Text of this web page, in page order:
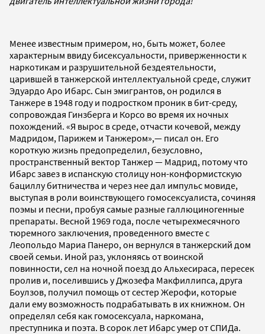
Менее известным примером, но, быть может, более
характерным ввиду бисексуальности, приверженности к
наркотикам и разрушительной бездеятельности,
царившей в танжерской интеллектуальной среде, служит
Эдуардо Аро Ибарс. Сын эмигрантов, он родился в
Танжере в 1948 году и подростком проник в бит-среду,
сопровождая Гинзберга и Корсо во время их ночных
похождений. «Я вырос в среде, отчасти кочевой, между
Мадридом, Парижем и Танжером»,— писал он. Его
короткую жизнь предопределил, безусловно,
пространственный вектор Танжер — Мадрид, потому что
Ибарс завез в испанскую столицу нон-конформистскую
бациллу битничества и через нее дал импульс мовиде,
выступая в роли воинствующего гомосексуалиста, сочиняя
поэмы и песни, пробуя самые разные галлюциногенные
препараты. Весной 1969 года, после четырехмесячного
тюремного заключения, проведенного вместе с
Леопольдо Мариа Панеро, он вернулся в танжерский дом
своей семьи. Иной раз, уклоняясь от воинской
повинности, сел на ночной поезд до Альхесираса, пересек
пролив и, поселившись у Джозефа Макфиллипса, друга
Боулзов, получил помощь от сестер Жерофи, которые
дали ему возможность подрабатывать в их книжном. Он
определял себя как гомосексуала, наркомана,
преступника и поэта. В сорок лет Ибарс умер от СПИДа.